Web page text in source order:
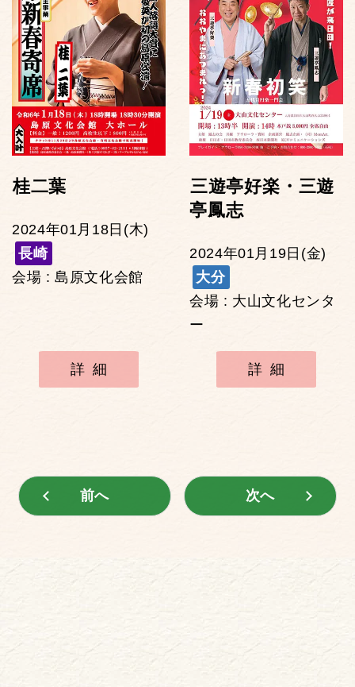
桂二葉
2024年01月18日(木)
長崎
会場 : 島原文化会館
詳細
三遊亭好楽・三遊
亭鳳志
2024年01月19日(金)
大分
会場 : 大山文化センタ
ー
詳細
前へ 次へ